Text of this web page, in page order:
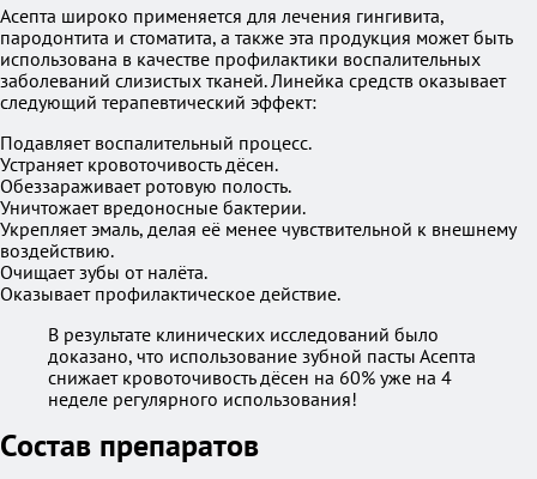
Асепта широко применяется для лечения гингивита,
пародонтита и стоматита, а также эта продукция может быть
использована в качестве профилактики воспалительных
заболеваний слизистых тканей. Линейка средств оказывает
следующий терапевтический эффект:
Подавляет воспалительный процесс.
Устраняет кровоточивость дёсен.
Обеззараживает ротовую полость.
Уничтожает вредоносные бактерии.
Укрепляет эмаль, делая её менее чувствительной к внешнему
воздействию.
Очищает зубы от налёта.
Оказывает профилактическое действие.
В результате клинических исследований было
доказано, что использование зубной пасты Асепта
снижает кровоточивость дёсен на 60% уже на 4
неделе регулярного использования!
Состав препаратов